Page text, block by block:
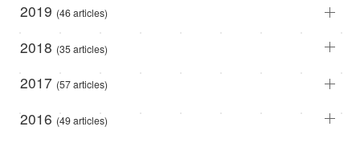
2019 (46 articles)
2018 (35 articles)
2017 (57 articles)
2016 (49 articles)